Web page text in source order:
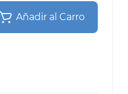
Añadir al Carro